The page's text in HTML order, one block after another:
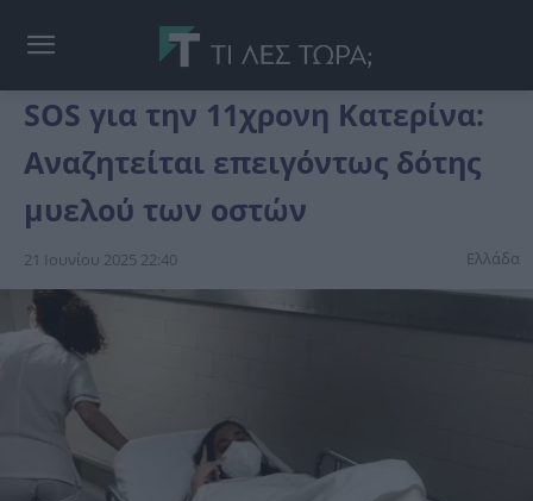
SOS για την 11χρονη Κατερίνα:
Αναζητείται επειγόντως δότης
μυελού των οστών
21 Ιουνίου 2025 22:40 Ελλάδα